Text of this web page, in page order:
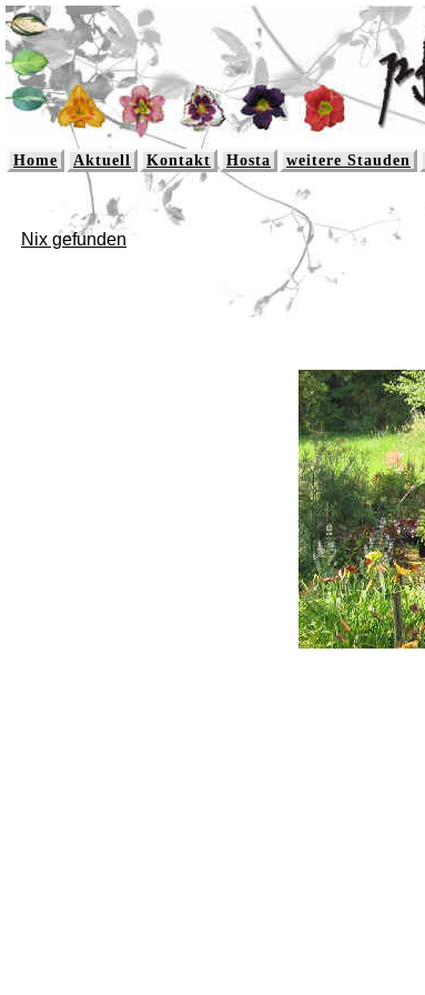
Home Aktuell Kontakt Hosta weitere Stauden
Nix gefunden